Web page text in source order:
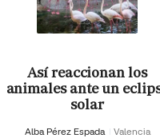
Así reaccionan los
animales ante un
solar
Alba Pérez Espada Valencia